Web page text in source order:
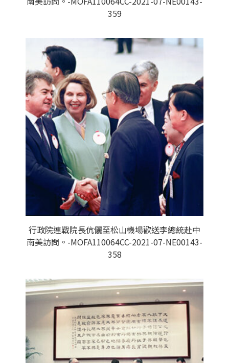
359
行政院連戰院長伉儷至松山機場歡送李總統赴中
南美訪問。-MOFA110064CC-2021-07-NE00143-
358